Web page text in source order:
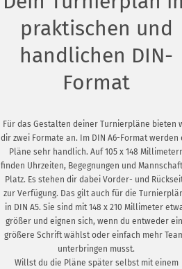
praktischen und
handlichen DIN-
Format
Für das Gestalten deiner Turnierpläne bieten
dir zwei Formate an. Im DIN A6-Format werden
Pläne sehr handlich. Auf 105 x 148
finden Uhrzeiten, Begegnungen und
Platz. Es stehen dir dabei Vorder- und
zur Verfügung. Das gilt auch für die
in DIN A5. Sie sind mit 148 x 210 Millimeter
größer und eignen sich, wenn du entweder
größere Schrift wählst oder einfach mehr
unterbringen musst.
Willst du die Pläne später selbst mit einem